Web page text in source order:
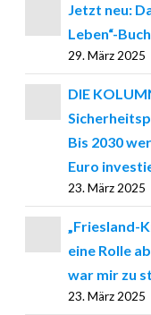
Jetzt neu:
Leben“-Buch
29. März 2025
DIE
Bis 2030
Euro
23. März 2025
„Friesland-
eine Rolle
war mir zu
23. März 2025